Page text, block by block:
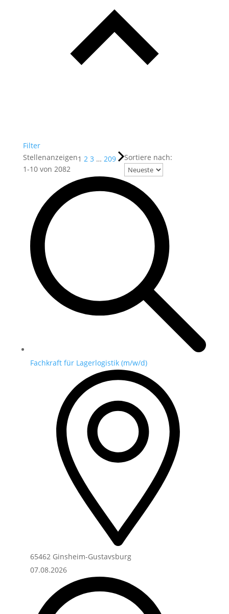
Filter
Stellenanzeigen
1-10von 2082
1 2 3 … 209 Sortiere nach:
Fachkraft für Lagerlogistik (m/w/d)
65462 Ginsheim-Gustavsburg
07.08.2026